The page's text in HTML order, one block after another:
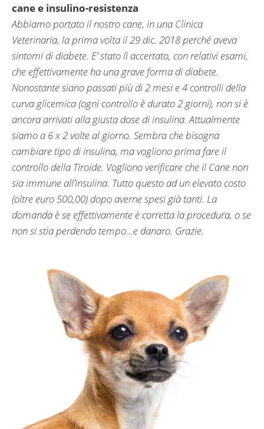
cane e insulino-resistenza
Abbiamo portato il nostro cane, in una Clinica
Veterinaria, la prima volta il 29 dic. 2018 perché aveva
sintomi di diabete. E’ stato lì accertato, con relativi esami,
che effettivamente ha una grave forma di diabete.
Nonostante siano passati più di 2 mesi e 4 controlli della
curva glicemica (ogni controllo è durato 2 giorni), non si è
ancora arrivati alla giusta dose di insulina. Attualmente
siamo a 6 x 2 volte al giorno. Sembra che bisogna
cambiare tipo di insulina, ma vogliono prima fare il
controllo della Tiroide. Vogliono verificare che il Cane non
sia immune all’insulina. Tutto questo ad un elevato costo
(oltre euro 500,00) dopo averne spesi già tanti. La
domanda è se effettivamente è corretta la procedura, o se
non si stia perdendo tempo…e danaro. Grazie.